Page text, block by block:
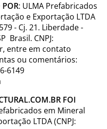
POR: ULMA Prefabricados
e Exportação LTDA
- Cj. 21. Liberdade -
Brasil. CNPJ:
entre em contato
ou comentários:
6149
FOI
em Mineral
LTDA (CNPJ: